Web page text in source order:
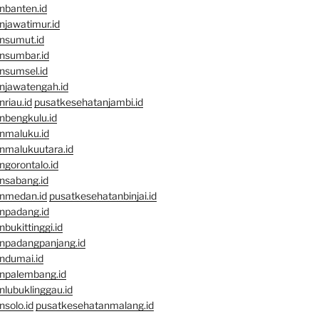
pusatkesehatanjambi.id
pusatkesehatanbinjai.id
pusatkesehatanmalang.id